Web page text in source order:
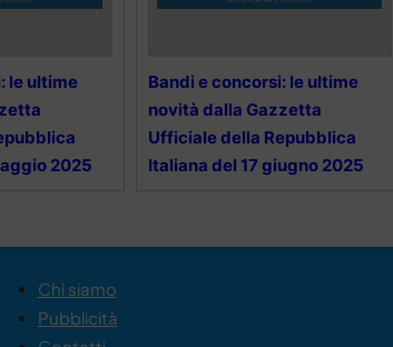
le ultime
2025
Bandi e concorsi: le ultime
novità dalla Gazzetta
Ufficiale della Repubblica
Italiana del 17 giugno 2025
Chi siamo
Pubblicità